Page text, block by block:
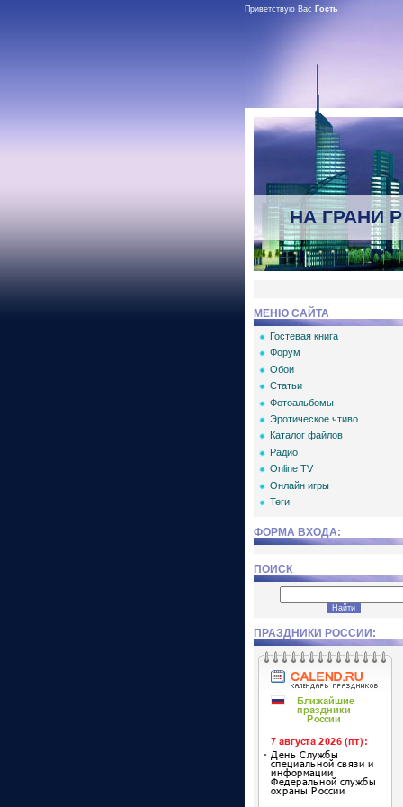
Приветствую Вас Гость
НА ГРАНИ
МЕНЮ САЙТА
Гостевая книга
Форум
Обои
Статьи
Фотоальбомы
Эротическое чтиво
Каталог файлов
Радио
Online TV
Онлайн игры
Теги
ФОРМА ВХОДА:
ПОИСК
ПРАЗДНИКИ РОССИИ: